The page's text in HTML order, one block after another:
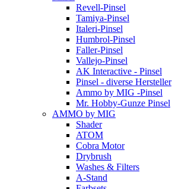
Revell-Pinsel
Tamiya-Pinsel
Italeri-Pinsel
Humbrol-Pinsel
Faller-Pinsel
Vallejo-Pinsel
AK Interactive - Pinsel
Pinsel - diverse Hersteller
Ammo by MIG -Pinsel
Mr. Hobby-Gunze Pinsel
AMMO by MIG
Shader
ATOM
Cobra Motor
Drybrush
Washes & Filters
A-Stand